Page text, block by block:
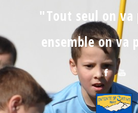
"Tout seul on va
ensemble on va